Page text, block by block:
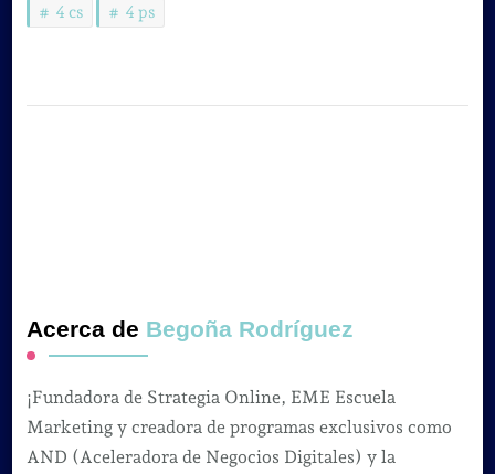
4 cs 4 ps
Acerca de Begoña Rodríguez
¡Fundadora de Strategia Online, EME Escuela
Marketing y creadora de programas exclusivos como
AND (Aceleradora de Negocios Digitales) y la